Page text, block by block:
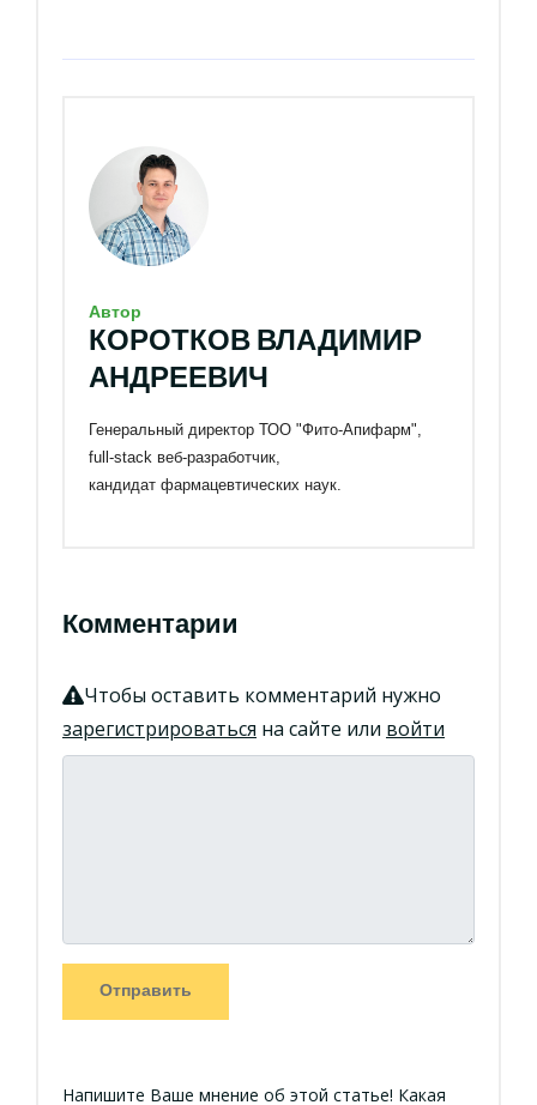
Автор
КОРОТКОВ ВЛАДИМИР
АНДРЕЕВИЧ
Генеральный директор ТОО "Фито-Апифарм",
full-stack веб-разработчик,
кандидат фармацевтических наук.
Комментарии
Чтобы оставить комментарий нужно
зарегистрироваться на сайте или войти
Отправить
Напишите Ваше мнение об этой статье! Какая